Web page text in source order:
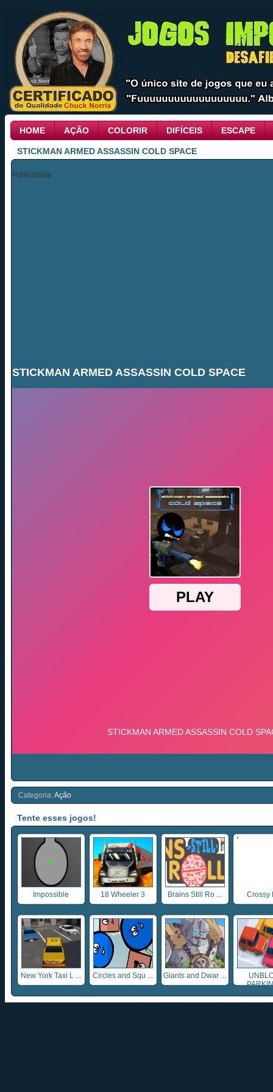
HOME AÇÃO COLORIR DIFÍCEIS ESCAPE
STICKMAN ARMED ASSASSIN COLD SPACE
Publicidade
STICKMAN ARMED ASSASSIN COLD SPACE
Categoria:Ação
Tente esses jogos!
Impossible 18 Wheeler 3 Brains Still Ro ... Crossy
New York Taxi L ... Circles and Squ ... Giants and Dwar ...